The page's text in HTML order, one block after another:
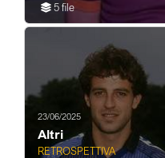
5 file
23/06/2025
Altri
RETROSPETTIVA